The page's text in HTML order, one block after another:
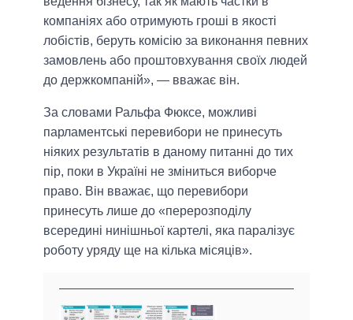
компаніях або отримують гроші в якості
лобістів, беруть комісію за виконання певних
замовлень або проштовхування своїх людей
до держкомпаній», — вважає він.
За словами Ральфа Фюксе, можливі
парламентські перевибори не принесуть
ніяких результатів в даному питанні до тих
пір, поки в Україні не зміниться виборче
право. Він вважає, що перевибори
принесуть лише до «перерозподілу
всередині нинішньої картелі, яка паралізує
роботу уряду ще на кілька місяців».